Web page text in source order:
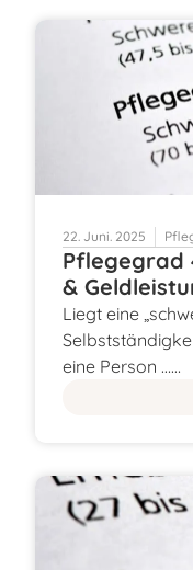
22. Juni. 2025
Pflegegrad
&
Liegt eine
eine Person ……